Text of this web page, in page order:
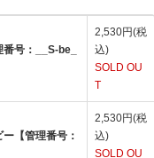
号：__S-be_
2,530円(税
込)
SOLD OU
T
【管理番号：
2,530円(税
込)
SOLD OU